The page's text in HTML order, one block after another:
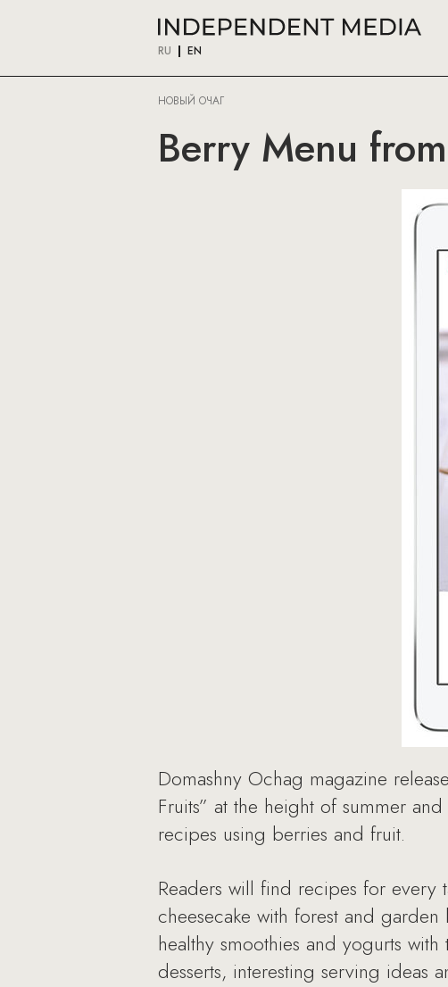
RU EN
НОВЫЙ ОЧАГ
Berry Menu
Domashny Ochag magazine
Fruits” at the height of summer
recipes using berries and fruit.
Readers will find recipes for every
cheesecake with forest and
healthy smoothies and yogurts
desserts, interesting serving ideas